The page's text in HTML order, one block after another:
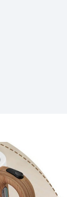
制香氛机的目
密码等，亦可查